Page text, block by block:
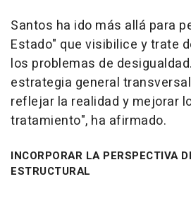
Santos ha ido más allá para
Estado" que visibilice y trate
los problemas de
estrategia general
reflejar la realidad y mejorar
tratamiento", ha afirmado.
INCORPORAR LA PERSPECTIVA
ESTRUCTURAL